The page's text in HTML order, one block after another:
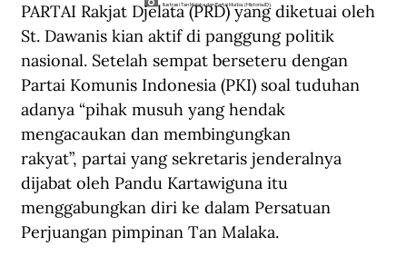
Ilustrasi Tan Malaka dan Partai Murba. (Historia.ID).
PARTAI Rakjat Djelata (PRD) yang diketuai oleh
St. Dawanis kian aktif di panggung politik
nasional. Setelah sempat berseteru dengan
Partai Komunis Indonesia (PKI) soal tuduhan
adanya “pihak musuh yang hendak
mengacaukan dan membingungkan
rakyat”, partai yang sekretaris jenderalnya
dijabat oleh Pandu Kartawiguna itu
menggabungkan diri ke dalam Persatuan
Perjuangan pimpinan Tan Malaka.